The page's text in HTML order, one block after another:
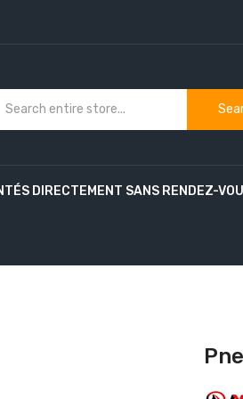
DIRECTEMENT SANS RENDEZ-